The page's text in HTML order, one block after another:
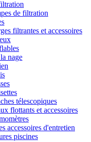
de filtration
filtrantes et accessoires
nage
télescopiques
flottants et accessoires
accessoires d'entretien
piscines